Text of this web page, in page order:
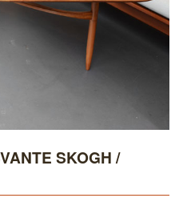
SKOGH /